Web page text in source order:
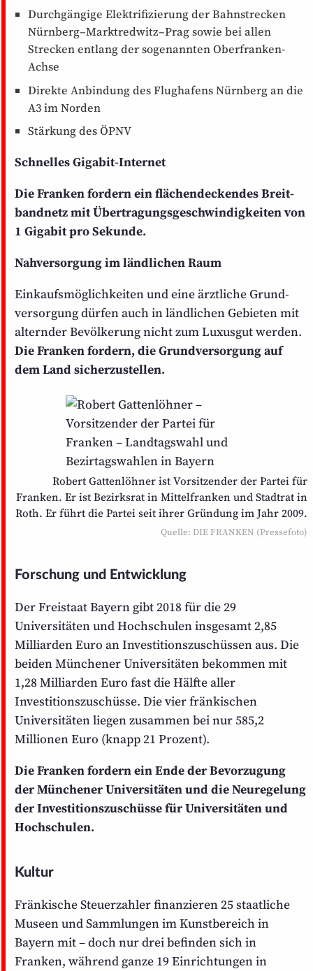
Durchgängige Elektrifizierung der Bahnstrecken
Nürnberg–Marktredwitz–Prag sowie bei allen
Strecken entlang der sogenannten Oberfranken-
Achse
Direkte Anbindung des Flughafens Nürnberg an die
A3 im Norden
Stärkung des ÖPNV
Schnelles Gigabit-Internet
Die Franken fordern ein flächen­deckendes Breit­
bandnetz mit Übertragungs­geschwindigkeiten von
1 Gigabit pro Sekunde.
Nahversorgung im ländlichen Raum
Einkaufsmöglichkeiten und eine ärztliche Grund­
versorgung dürfen auch in ländlichen Gebieten mit
alternder Bevölkerung nicht zum Luxusgut werden.
Die Franken fordern, die Grund­versorgung auf
dem Land sicherzustellen.
Robert Gattenlöhner ist Vorsitzender der Partei für
Franken. Er ist Bezirksrat in Mittelfranken und Stadtrat in
Roth. Er führt die Partei seit ihrer Gründung im Jahr 2009.
Quelle: DIE FRANKEN (Pressefoto)
Forschung und Entwicklung
Der Freistaat Bayern gibt 2018 für die 29
Universitäten und Hochschulen insgesamt 2,85
Milliarden Euro an Investitions­zuschüssen aus. Die
beiden Münchener Universitäten bekommen mit
1,28 Milliarden Euro fast die Hälfte aller
Investitions­zuschüsse. Die vier fränkischen
Universitäten liegen zusammen bei nur 585,2
Millionen Euro (knapp 21 Prozent).
Die Franken fordern ein Ende der Bevorzugung
der Münchener Universitäten und die Neuregelung
der Investitions­zuschüsse für Universitäten und
Hochschulen.
Kultur
Fränkische Steuerzahler finanzieren 25 staatliche
Museen und Sammlungen im Kunstbereich in
Bayern mit – doch nur drei befinden sich in
Franken, während ganze 19 Einrichtungen in